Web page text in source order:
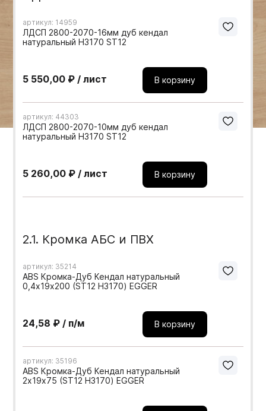
Мебельные образцы, каталоги
артикул: 14959
ЛДСП 2800-2070-16мм дуб кендал
натуральный H3170 ST12
5 550,00 ₽ / лист В корзину
артикул: 44303
ЛДСП 2800-2070-10мм дуб кендал
натуральный H3170 ST12
5 260,00 ₽ / лист В корзину
2.1. Кромка АБС и ПВХ
артикул: 35214
ABS Кромка-Дуб Кендал натуральный
0,4х19х200 (ST12 H3170) EGGER
24,58 ₽ / п/м В корзину
артикул: 35196
ABS Кромка-Дуб Кендал натуральный
2х19х75 (ST12 H3170) EGGER